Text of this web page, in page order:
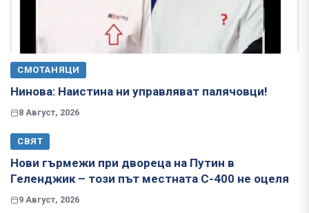
СМОТАНЯЦИ
Нинова: Наистина ни управляват палячовци!
8 Август, 2026
СВЯТ
Нови гърмежи при двореца на Путин в
Геленджик – този път местната С-400 не оцеля
9 Август, 2026